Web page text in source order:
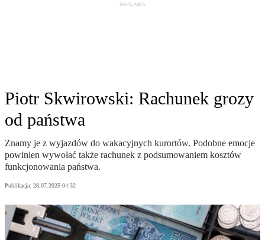
Piotr Skwirowski: Rachunek grozy
od państwa
Znamy je z wyjazdów do wakacyjnych kurortów. Podobne emocje
powinien wywołać także rachunek z podsumowaniem kosztów
funkcjonowania państwa.
Publikacja: 28.07.2025 04:32